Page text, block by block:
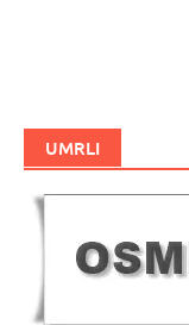
UMRLI